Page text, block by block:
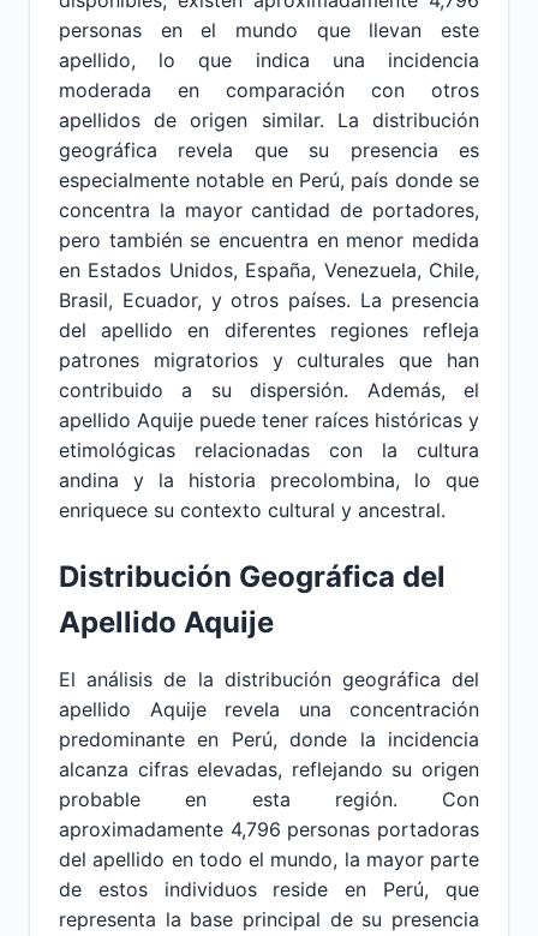
personas en el mundo que llevan este
apellido, lo que indica una incidencia
moderada en comparación con otros
apellidos de origen similar. La distribución
geográfica revela que su presencia es
especialmente notable en Perú, país donde se
concentra la mayor cantidad de portadores,
pero también se encuentra en menor medida
en Estados Unidos, España, Venezuela, Chile,
Brasil, Ecuador, y otros países. La presencia
del apellido en diferentes regiones refleja
patrones migratorios y culturales que han
contribuido a su dispersión. Además, el
apellido Aquije puede tener raíces históricas y
etimológicas relacionadas con la cultura
andina y la historia precolombina, lo que
enriquece su contexto cultural y ancestral.
Distribución Geográfica del
Apellido Aquije
El análisis de la distribución geográfica del
apellido Aquije revela una concentración
predominante en Perú, donde la incidencia
alcanza cifras elevadas, reflejando su origen
probable en esta región. Con
aproximadamente 4,796 personas portadoras
del apellido en todo el mundo, la mayor parte
de estos individuos reside en Perú, que
representa la base principal de su presencia